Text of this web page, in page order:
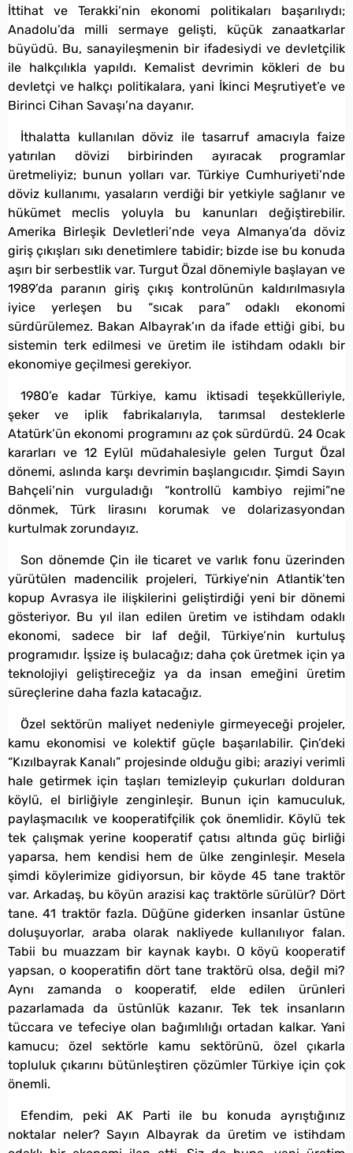
İttihat ve Terakki’nin ekonomi politikaları başarılıydı;
Anadolu’da milli sermaye gelişti, küçük zanaatkarlar
büyüdü. Bu, sanayileşmenin bir ifadesiydi ve devletçilik
ile halkçılıkla yapıldı. Kemalist devrimin kökleri de bu
devletçi ve halkçı politikalara, yani İkinci Meşrutiyet’e ve
Birinci Cihan Savaşı’na dayanır.
İthalatta kullanılan döviz ile tasarruf amacıyla faize
yatırılan dövizi birbirinden ayıracak programlar
üretmeliyiz; bunun yolları var. Türkiye Cumhuriyeti’nde
döviz kullanımı, yasaların verdiği bir yetkiyle sağlanır ve
hükümet meclis yoluyla bu kanunları değiştirebilir.
Amerika Birleşik Devletleri’nde veya Almanya’da döviz
giriş çıkışları sıkı denetimlere tabidir; bizde ise bu konuda
aşırı bir serbestlik var. Turgut Özal dönemiyle başlayan ve
1989’da paranın giriş çıkış kontrolünün kaldırılmasıyla
iyice yerleşen bu “sıcak para” odaklı ekonomi
sürdürülemez. Bakan Albayrak’ın da ifade ettiği gibi, bu
sistemin terk edilmesi ve üretim ile istihdam odaklı bir
ekonomiye geçilmesi gerekiyor.
1980’e kadar Türkiye, kamu iktisadi teşekkülleriyle,
şeker ve iplik fabrikalarıyla, tarımsal desteklerle
Atatürk’ün ekonomi programını az çok sürdürdü. 24 Ocak
kararları ve 12 Eylül müdahalesiyle gelen Turgut Özal
dönemi, aslında karşı devrimin başlangıcıdır. Şimdi Sayın
Bahçeli’nin vurguladığı “kontrollü kambiyo rejimi”ne
dönmek, Türk lirasını korumak ve dolarizasyondan
kurtulmak zorundayız.
Son dönemde Çin ile ticaret ve varlık fonu üzerinden
yürütülen madencilik projeleri, Türkiye’nin Atlantik’ten
kopup Avrasya ile ilişkilerini geliştirdiği yeni bir dönemi
gösteriyor. Bu yıl ilan edilen üretim ve istihdam odaklı
ekonomi, sadece bir laf değil, Türkiye’nin kurtuluş
programıdır. İşsize iş bulacağız; daha çok üretmek için ya
teknolojiyi geliştireceğiz ya da insan emeğini üretim
süreçlerine daha fazla katacağız.
Özel sektörün maliyet nedeniyle girmeyeceği projeler,
kamu ekonomisi ve kolektif güçle başarılabilir. Çin’deki
“Kızılbayrak Kanalı” projesinde olduğu gibi; araziyi verimli
hale getirmek için taşları temizleyip çukurları dolduran
köylü, el birliğiyle zenginleşir. Bunun için kamuculuk,
paylaşmacılık ve kooperatifçilik çok önemlidir. Köylü tek
tek çalışmak yerine kooperatif çatısı altında güç birliği
yaparsa, hem kendisi hem de ülke zenginleşir. Mesela
şimdi köylerimize gidiyorsun, bir köyde 45 tane traktör
var. Arkadaş, bu köyün arazisi kaç traktörle sürülür? Dört
tane. 41 traktör fazla. Düğüne giderken insanlar üstüne
doluşuyorlar, araba olarak nakliyede kullanılıyor falan.
Tabii bu muazzam bir kaynak kaybı. O köyü kooperatif
yapsan, o kooperatifin dört tane traktörü olsa, değil mi?
Aynı zamanda o kooperatif, elde edilen ürünleri
pazarlamada da üstünlük kazanır. Tek tek insanların
tüccara ve tefeciye olan bağımlılığı ortadan kalkar. Yani
kamucu; özel sektörle kamu sektörünü, özel çıkarla
topluluk çıkarını bütünleştiren çözümler Türkiye için çok
önemli.
Efendim, peki AK Parti ile bu konuda ayrıştığınız
noktalar neler? Sayın Albayrak da üretim ve istihdam